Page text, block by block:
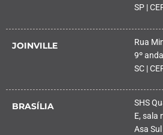
SP |
JOINVILLE
Rua
9º
SC |
BRASÍLIA
SHS
E, sala
Asa